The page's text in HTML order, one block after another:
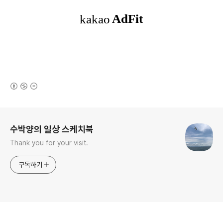
수박양의 일상 스케치북
Thank you for your visit.
구독하기